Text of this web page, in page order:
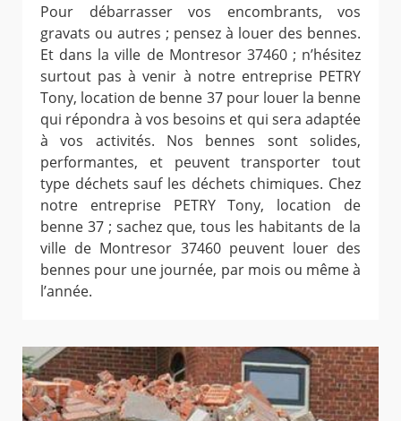
Pour débarrasser vos encombrants, vos
gravats ou autres ; pensez à louer des bennes.
Et dans la ville de Montresor 37460 ; n’hésitez
surtout pas à venir à notre entreprise PETRY
Tony, location de benne 37 pour louer la benne
qui répondra à vos besoins et qui sera adaptée
à vos activités. Nos bennes sont solides,
performantes, et peuvent transporter tout
type déchets sauf les déchets chimiques. Chez
notre entreprise PETRY Tony, location de
benne 37 ; sachez que, tous les habitants de la
ville de Montresor 37460 peuvent louer des
bennes pour une journée, par mois ou même à
l’année.